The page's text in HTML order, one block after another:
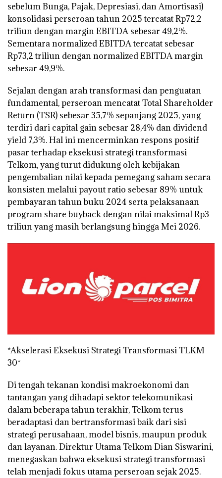
sebelum Bunga, Pajak, Depresiasi, dan Amortisasi)
konsolidasi perseroan tahun 2025 tercatat Rp72,2
triliun dengan margin EBITDA sebesar 49,2%.
Sementara normalized EBITDA tercatat sebesar
Rp73,2 triliun dengan normalized EBITDA margin
sebesar 49,9%.
Sejalan dengan arah transformasi dan penguatan
fundamental, perseroan mencatat Total Shareholder
Return (TSR) sebesar 35,7% sepanjang 2025, yang
terdiri dari capital gain sebesar 28,4% dan dividend
yield 7,3%. Hal ini mencerminkan respons positif
pasar terhadap eksekusi strategi transformasi
Telkom, yang turut didukung oleh kebijakan
pengembalian nilai kepada pemegang saham secara
konsisten melalui payout ratio sebesar 89% untuk
pembayaran tahun buku 2024 serta pelaksanaan
program share buyback dengan nilai maksimal Rp3
triliun yang masih berlangsung hingga Mei 2026.
*Akselerasi Eksekusi Strategi Transformasi TLKM
30*
Di tengah tekanan kondisi makroekonomi dan
tantangan yang dihadapi sektor telekomunikasi
dalam beberapa tahun terakhir, Telkom terus
beradaptasi dan bertransformasi baik dari sisi
strategi perusahaan, model bisnis, maupun produk
dan layanan. Direktur Utama Telkom Dian Siswarini,
menegaskan bahwa eksekusi strategi transformasi
telah menjadi fokus utama perseroan sejak 2025.